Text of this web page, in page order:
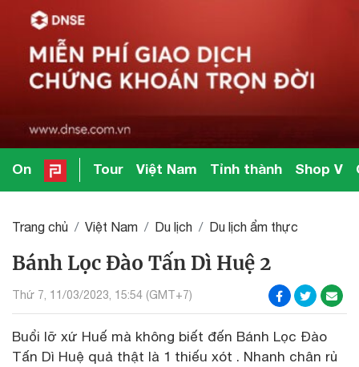
On Tour Việt Nam Tỉnh thành Shop V
Trang chủ Việt Nam Du lịch Du lịch ẩm thực
Bánh Lọc Đào Tấn Dì Huệ 2
Thứ 7, 11/03/2023, 15:54 (GMT+7)
Buổi lỡ xứ Huế mà không biết đến Bánh Lọc Đào
Tấn Dì Huệ quả thật là 1 thiếu xót . Nhanh chân rủ